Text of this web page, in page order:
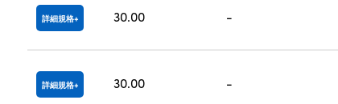
詳細規格 30.00 -
詳細規格 30.00 -